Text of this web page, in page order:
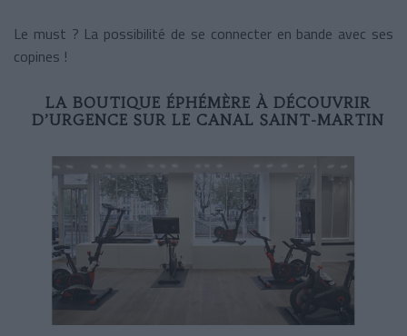
Le must ? La possibilité de se connecter en bande avec ses
copines !
LA BOUTIQUE ÉPHÉMÈRE À DÉCOUVRIR
D’URGENCE SUR LE CANAL SAINT-MARTIN